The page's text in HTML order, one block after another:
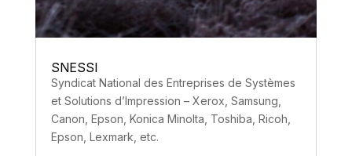
SNESSI
Syndicat National des Entreprises de Systèmes
et Solutions d’Impression – Xerox, Samsung,
Canon, Epson, Konica Minolta, Toshiba, Ricoh,
Epson, Lexmark, etc.